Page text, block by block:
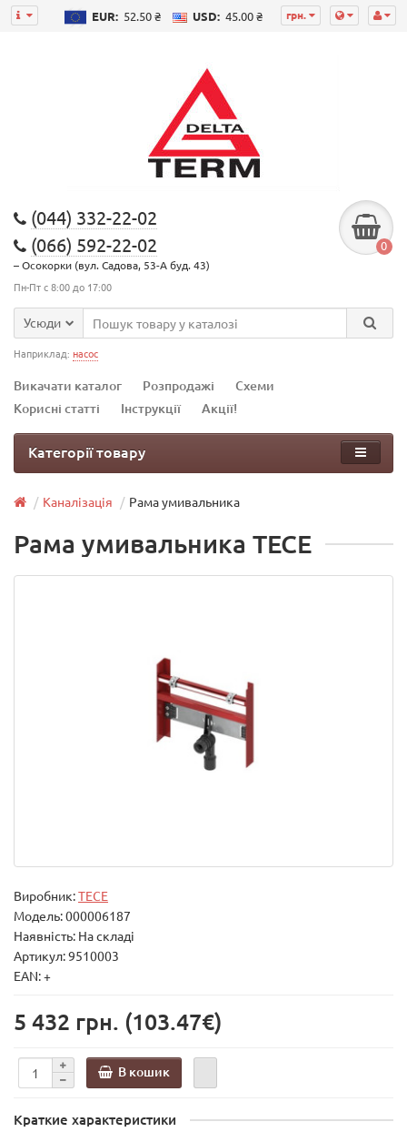
грн.
EUR: 52.50 ₴ USD: 45.00 ₴
(044) 332-22-02
(066) 592-22-02
– Осокорки (вул. Садова, 53-А буд. 43)
Пн-Пт с 8:00 до 17:00
0
Усюди
Наприклад: насос
Викачати каталог Розпродажі
Схеми
Корисні статті
Інструкції Акції!
Категорії товару
Каналізація Рама умивальника
Рама умивальника TECE
Виробник:TECE
Модель:000006187
Наявність: На складі
Артикул: 9510003
EAN: +
5 432 грн. (103.47€)
В кошик
Краткие характеристики